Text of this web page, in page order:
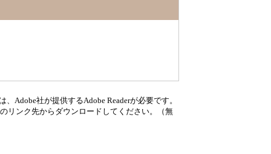
Adobe社が提供するAdobe Readerが必要です。
リンク先からダウンロードしてください。（無